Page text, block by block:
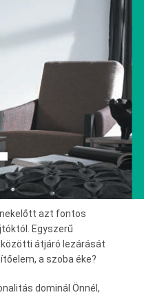
azt fontos
Egyszerű
átjáró lezárását
a szoba éke?
dominál Önnél,